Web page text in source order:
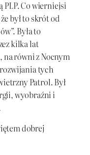
PLP. Co wierniejsi
był to skrót od
Była to
kilka lat
na równi z Nocnym
rozwijania tych
Patrol. Był
wyobraźni i
dobrej